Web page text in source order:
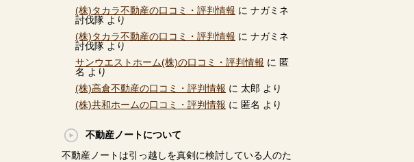
(株)タカラ不動産の口コミ・評判情報 に ナガミネ
討伐隊 より
(株)タカラ不動産の口コミ・評判情報 に ナガミネ
討伐隊 より
サンウエストホーム(株)の口コミ・評判情報 に 匿
名 より
(株)高倉不動産の口コミ・評判情報 に 太郎 より
(株)共和ホームの口コミ・評判情報 に 匿名 より
不動産ノートについて
不動産ノートは引っ越しを真剣に検討している人のた